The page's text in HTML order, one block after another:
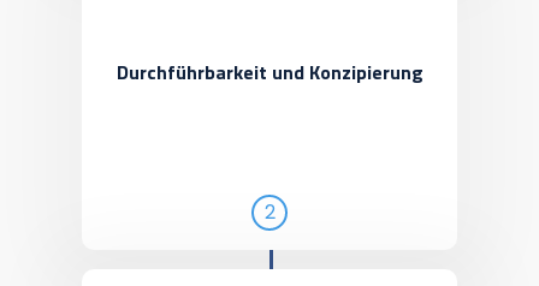
Durchführbarkeit und Konzipierung
2